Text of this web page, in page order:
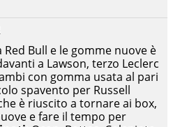
Red Bull e le gomme nuove è
a Lawson, terzo Leclerc
con gomma usata al pari
spavento per Russell
è riuscito a tornare ai box,
e fare il tempo per